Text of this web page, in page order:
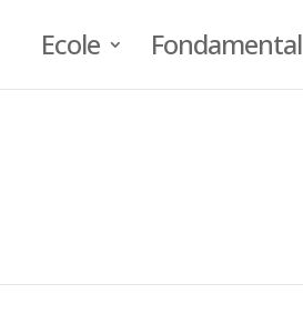
Ecole Fondamental